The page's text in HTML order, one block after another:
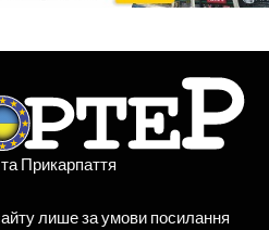
Прикарпаття
лише за умови посилання